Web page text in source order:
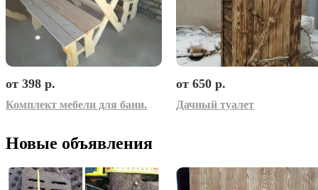
от 398 р.
Комплект мебели для бани.
от 650 р.
Дачный туалет
Новые объявления